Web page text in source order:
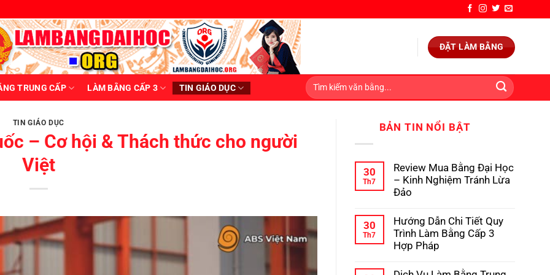
ĐẶT LÀM BẰNG
TRUNG CẤP LÀM BẰNG CẤP 3 TIN GIÁO DỤC
TIN GIÁO DỤC
– Cơ hội & Thách thức cho người
Việt
BẢN TIN NỔI BẬT
30
Th7
Review Mua Bằng Đại Học
– Kinh Nghiệm Tránh Lừa
Đảo
bình
luận
ở
Review
30
Th7
Hướng Dẫn Chi Tiết Quy
Trình Làm Bằng Cấp 3
Hợp Pháp